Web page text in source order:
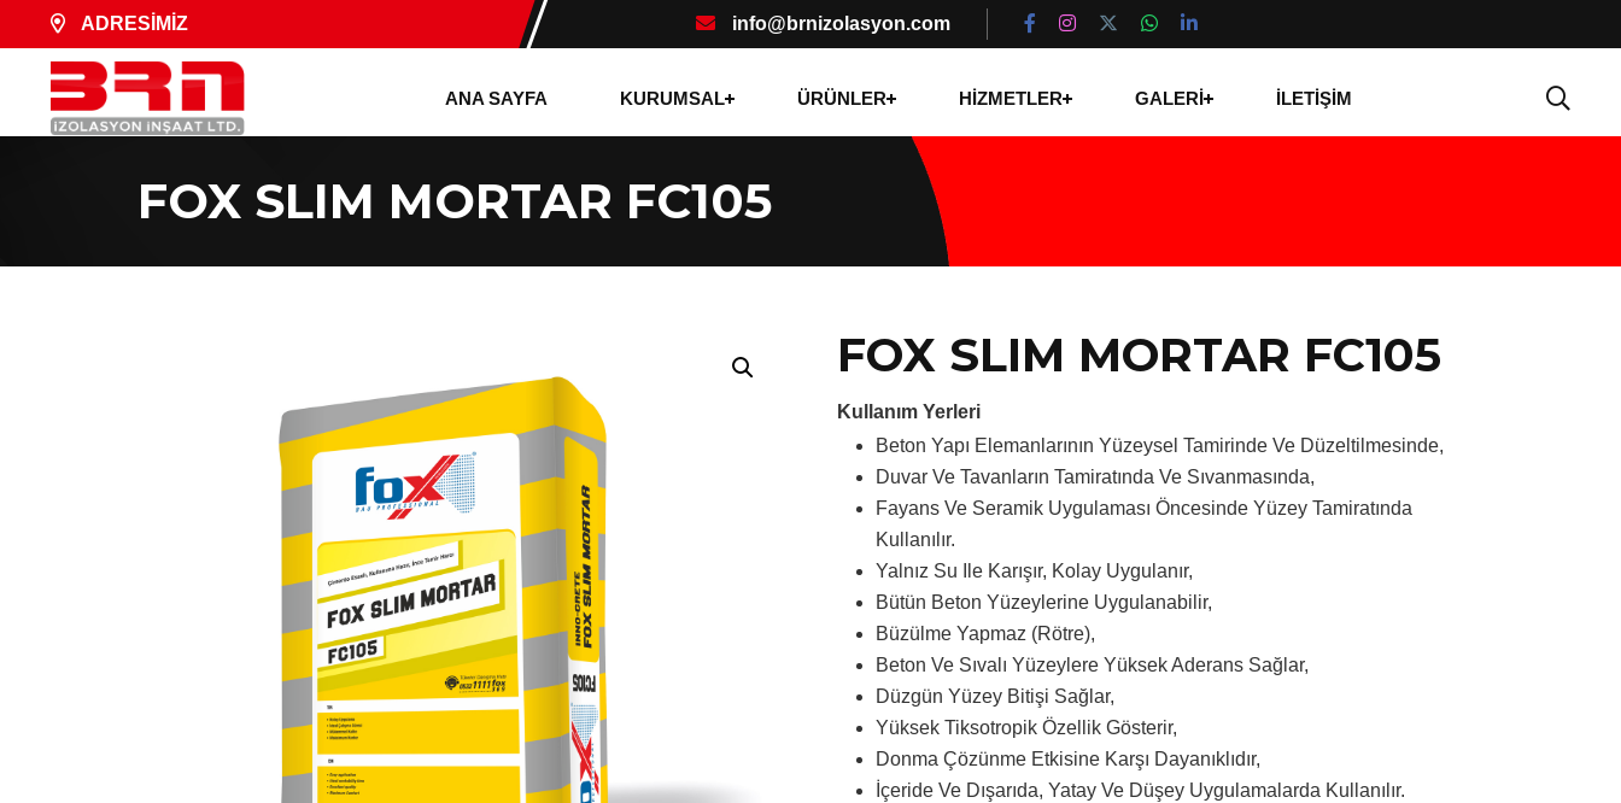
ADRESİMİZ info@brnizolasyon.com
ANA SAYFA KURUMSAL ÜRÜNLER HİZMETLER GALERİ İLETİŞİM
FOX SLIM MORTAR FC105
FOX SLIM MORTAR FC105
Kullanım Yerleri
Beton Yapı Elemanlarının Yüzeysel Tamirinde Ve Düzeltilmesinde,
Duvar Ve Tavanların Tamiratında Ve Sıvanmasında,
Fayans Ve Seramik Uygulaması Öncesinde Yüzey Tamiratında
Kullanılır.
Yalnız Su Ile Karışır, Kolay Uygulanır,
Bütün Beton Yüzeylerine Uygulanabilir,
Büzülme Yapmaz (rötre),
Beton Ve Sıvalı Yüzeylere Yüksek Aderans Sağlar,
Düzgün Yüzey Bitişi Sağlar,
Yüksek Tiksotropik Özellik Gösterir,
Donma Çözünme Etkisine Karşı Dayanıklıdır,
İçeride Ve Dışarıda, Yatay Ve Düşey Uygulamalarda Kullanılır.